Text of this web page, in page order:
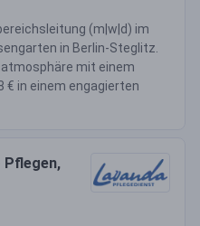
(m|w|d) im
in Berlin-Steglitz.
mit einem
€ in einem engagierten